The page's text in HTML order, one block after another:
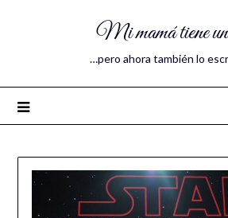
Mi mamá tiene
…pero ahora también lo